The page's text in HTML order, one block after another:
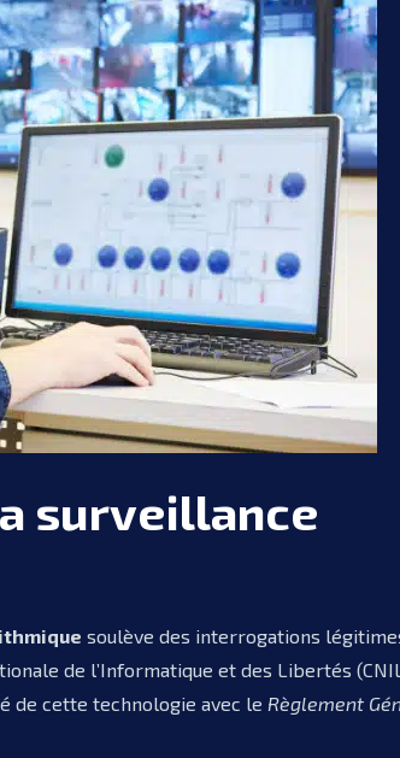
surveillance
soulève des interrogations
de l’Informatique et des Libertés
de cette technologie avec le Règlement